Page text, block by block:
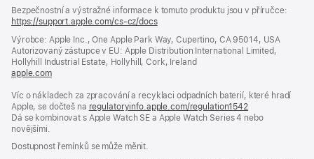
Bezpečnostní a výstražné informace k tomuto produktu jsou v příručce:
https://support.apple.com/cs-cz/docs(otevře
v novém
okně)
Výrobce: Apple Inc., One Apple Park Way, Cupertino, CA 95014, USA
Autorizovaný zástupce v EU: Apple Distribution International Limited,
Hollyhill Industrial Estate, Hollyhill, Cork, Ireland
apple.com(otevře
v novém
okně)
Víc o nákladech za zpracování a recyklaci odpadních baterií, které hradí
Apple, se dočteš na regulatoryinfo.apple.com/regulation1542(otevře
se
Dá se kombinovat s Apple Watch SE a Apple Watch Series 4 nebo
novějšími.
Dostupnost řemínků se může měnit.